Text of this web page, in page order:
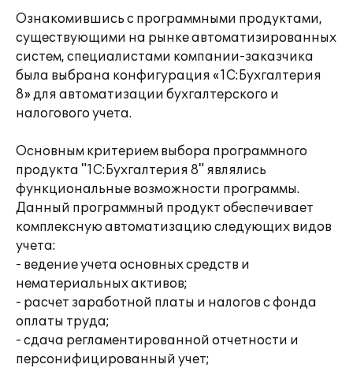
Ознакомившись с программными продуктами,
существующими на рынке автоматизированных
систем, специалистами компании-заказчика
была выбрана конфигурация «1С:Бухгалтерия
8» для автоматизации бухгалтерского и
налогового учета.
Основным критерием выбора программного
продукта "1С:Бухгалтерия 8" являлись
функциональные возможности программы.
Данный программный продукт обеспечивает
комплексную автоматизацию следующих видов
учета:
- ведение учета основных средств и
нематериальных активов;
- расчет заработной платы и налогов с фонда
оплаты труда;
- сдача регламентированной отчетности и
персонифицированный учет;